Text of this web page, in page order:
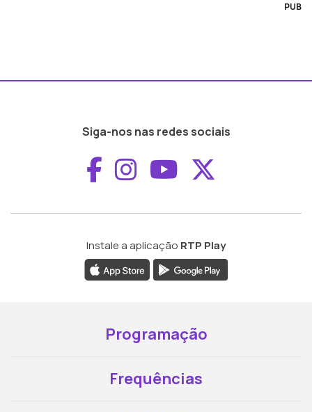
PUB
Siga-nos nas redes sociais
Aceder ao
Aceder ao
Aceder ao
Instale a aplicação RTP Play
Programação
Frequências